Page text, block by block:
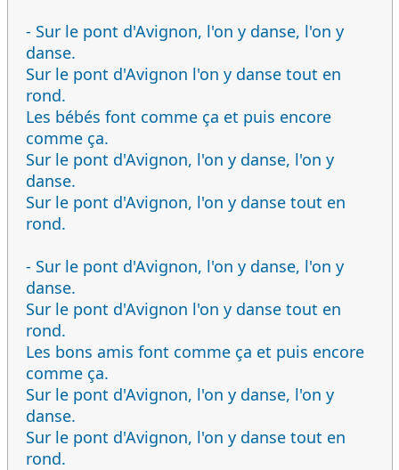
- Sur le pont d'Avignon, l'on y danse, l'on y
danse.
Sur le pont d'Avignon l'on y danse tout en
rond.
Les bébés font comme ça et puis encore
comme ça.
Sur le pont d'Avignon, l'on y danse, l'on y
danse.
Sur le pont d'Avignon, l'on y danse tout en
rond.
- Sur le pont d'Avignon, l'on y danse, l'on y
danse.
Sur le pont d'Avignon l'on y danse tout en
rond.
Les bons amis font comme ça et puis encore
comme ça.
Sur le pont d'Avignon, l'on y danse, l'on y
danse.
Sur le pont d'Avignon, l'on y danse tout en
rond.